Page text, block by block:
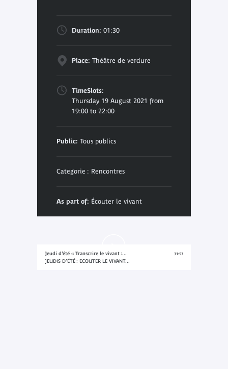
Duration: 01:30
Place: Théâtre de verdure
TimeSlots:
Thursday 19 August 2021 from
19:00 to 22:00
Public: Tous publics
Categorie : Rencontres
As part of: Écouter le vivant
Jeudi d’été « Transcrire le vivant :...
JEUDIS D’ÉTÉ : ECOUTER LE VIVANT...
31:53